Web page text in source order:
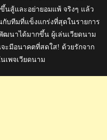
นสู้และอย่ายอมแพ้ จริงๆ แล้ว
กับทีมที่แข็งแกร่งที่สุดในรายการ
ฒนาได้มากขึ้น ผู้เล่นเวียดนาม
ะมีอนาคตที่สดใส! ด้วยรักจาก
เพจเวียดนาม